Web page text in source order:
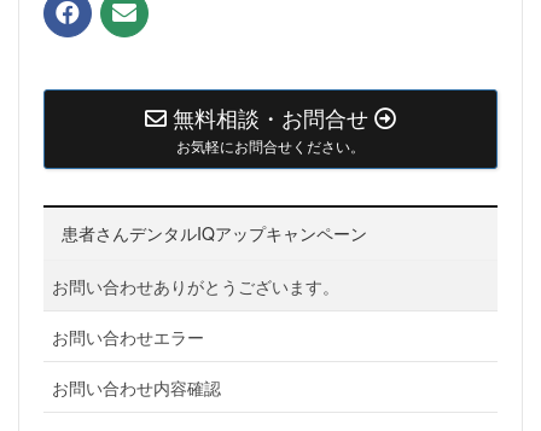
無料相談・お問合せ
お気軽にお問合せください。
患者さんデンタルIQアップキャンペーン
お問い合わせありがとうございます。
お問い合わせエラー
お問い合わせ内容確認